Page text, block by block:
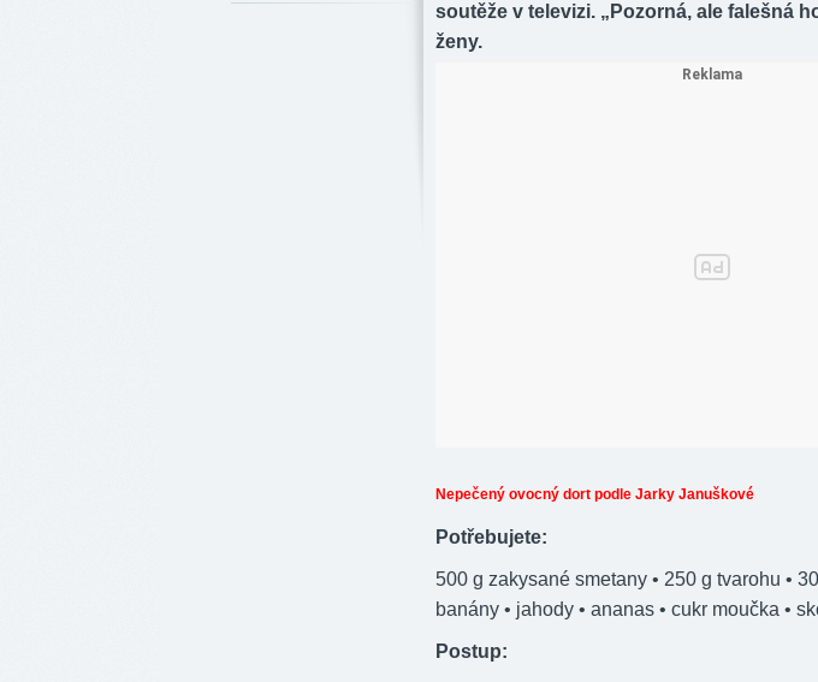
soutěže v televizi. „Pozorná, ale falešná
ženy.
Nepečený ovocný dort podle Jarky Januškové
Potřebujete:
500 g zakysané smetany • 250 g tvarohu •
banány • jahody • ananas • cukr moučka •
Postup: